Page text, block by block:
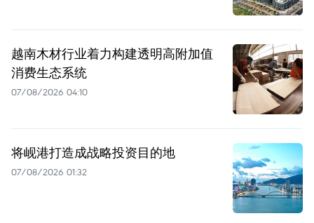
越南木材行业着力构建透明高附加值
消费生态系统
07/08/2026 04:10
将岘港打造成战略投资目的地
07/08/2026 01:32